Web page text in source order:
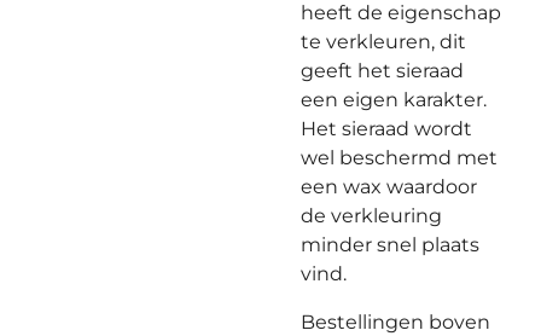
heeft de eigenschap
te verkleuren, dit
geeft het sieraad
een eigen karakter.
Het sieraad wordt
wel beschermd met
een wax waardoor
de verkleuring
minder snel plaats
vind.
Bestellingen boven